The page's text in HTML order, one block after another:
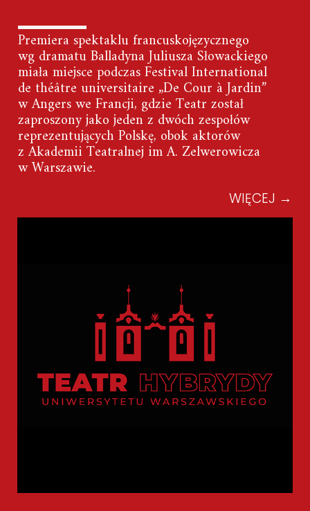
Premiera spektaklu francuskojęzycznego
wg dramatu Balladyna Juliusza Słowackiego
miała miejsce podczas Festival International
de théâtre universitaire „De Cour à Jardin”
w Angers we Francji, gdzie Teatr został
zaproszony jako jeden z dwóch zespołów
reprezentujących Polskę, obok aktorów
z Akademii Teatralnej im A. Zelwerowicza
w Warszawie.
WIĘCEJ →